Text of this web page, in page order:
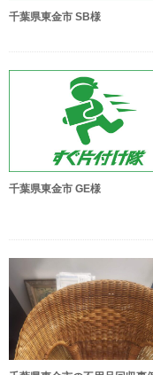
千葉県東金市 SB様
千葉県東金市 GE様